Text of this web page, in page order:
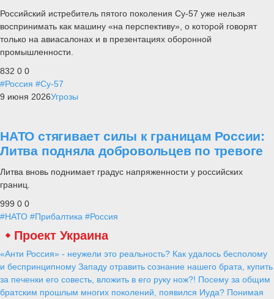
Российский истребитель пятого поколения Су-57 уже нельзя
воспринимать как машину «на перспективу», о которой говорят
только на авиасалонах и в презентациях оборонной
промышленности.
832 0 0
#Россия #Су-57
9 июня 2026Угрозы
НАТО стягивает силы к границам России:
Литва подняла добровольцев по тревоге
Литва вновь поднимает градус напряженности у российских
границ.
999 0 0
#НАТО #Прибалтика #Россия
Проект Украина
«Анти Россия» - неужели это реальность? Как удалось бесполому
и беспринципному Западу отравить сознание нашего брата, купить
за печенки его совесть, вложить в его руку нож?! Посему за общим
братским прошлым многих поколений, появился Иуда? Понимая